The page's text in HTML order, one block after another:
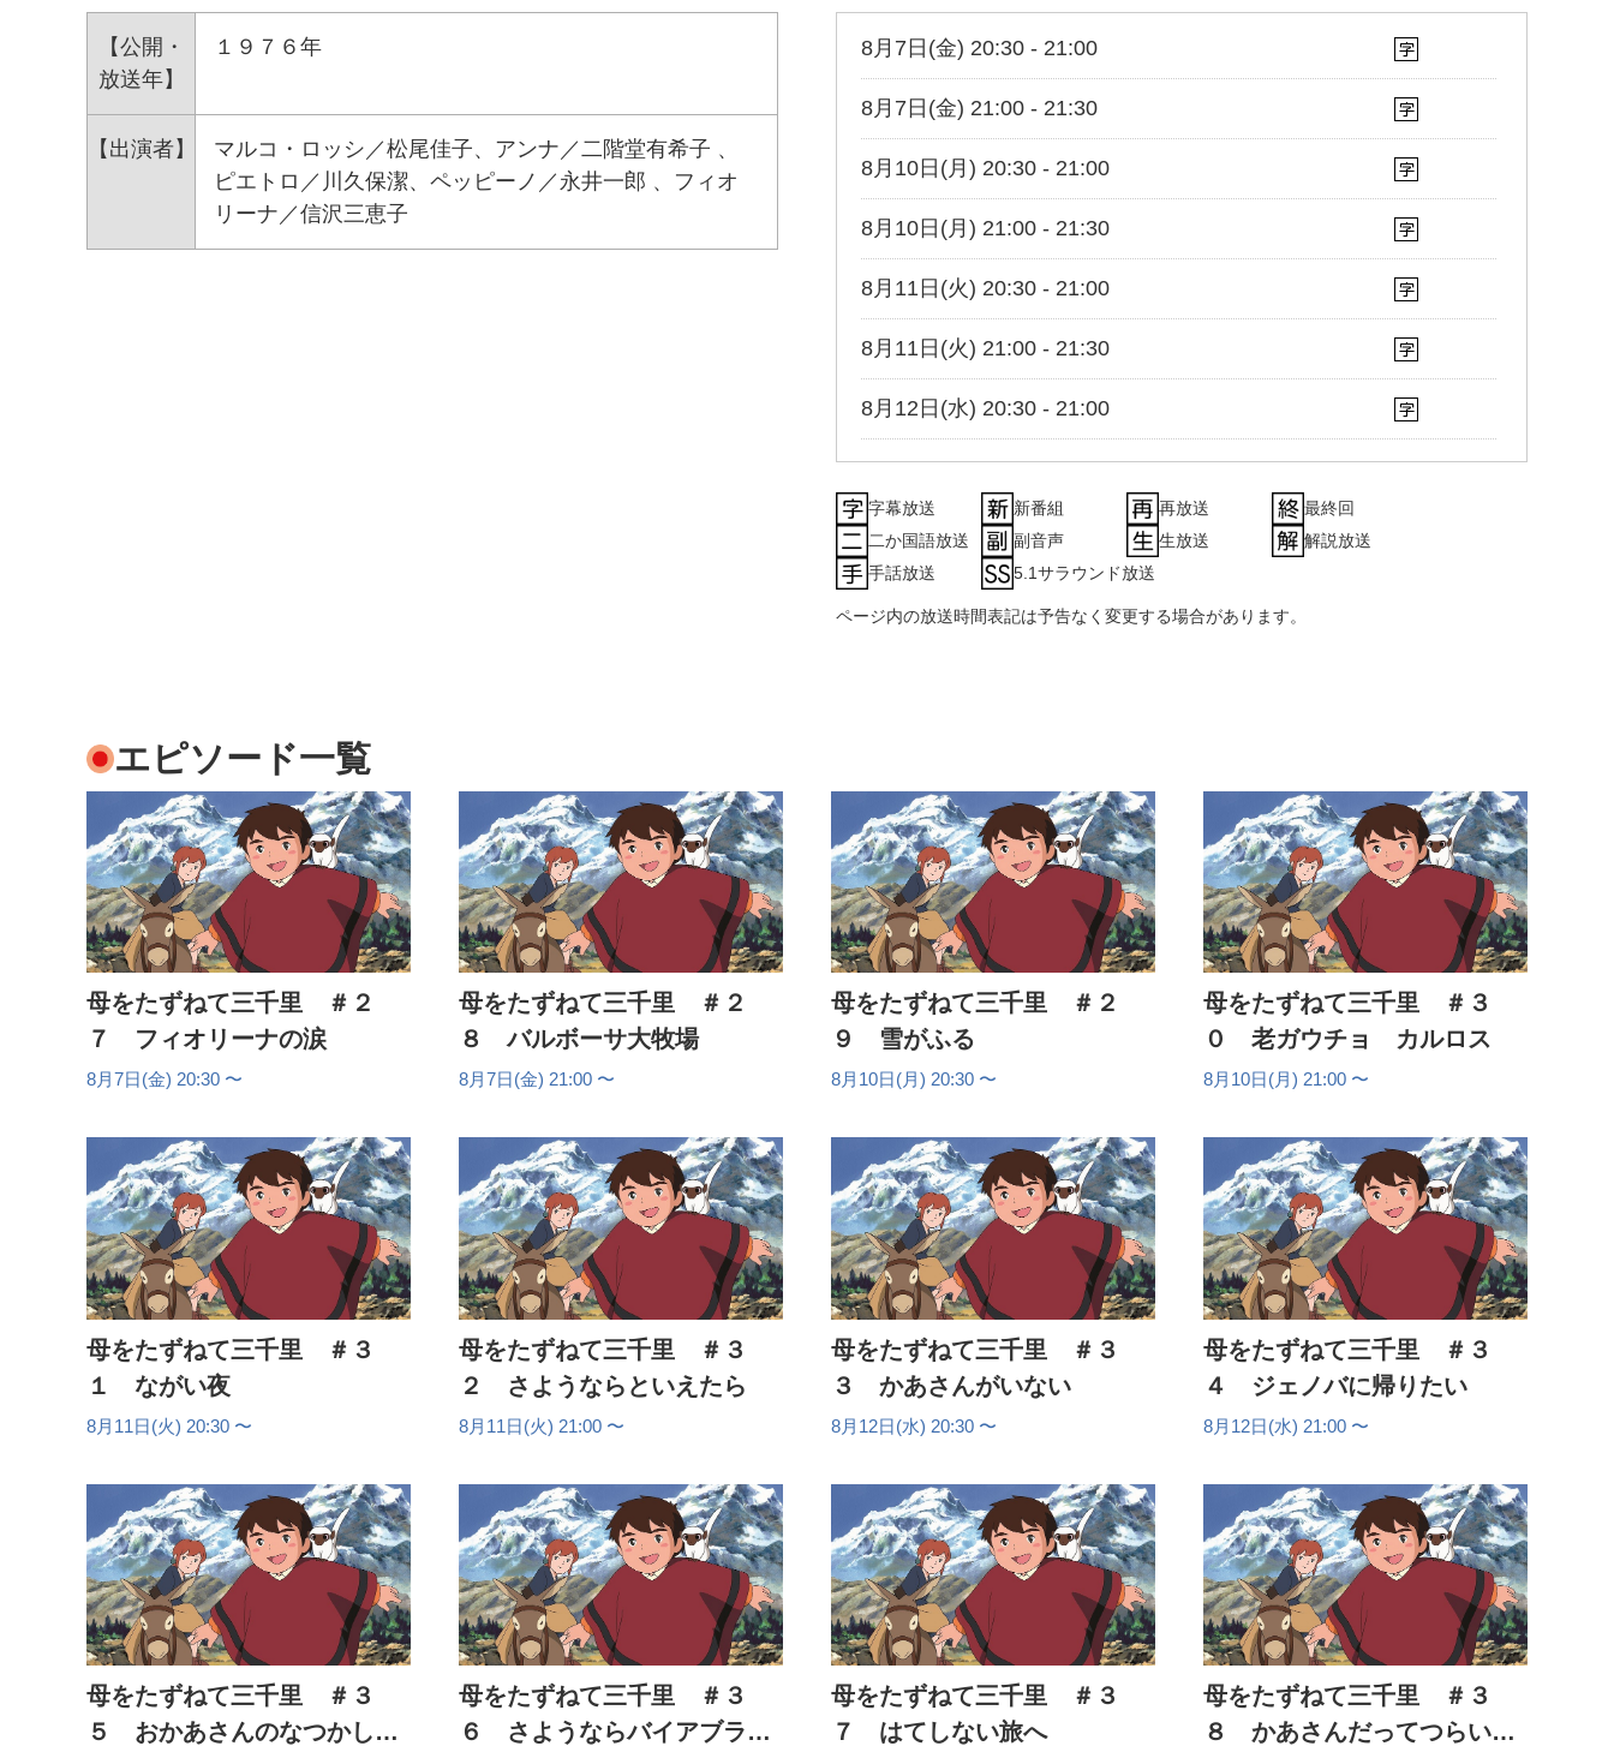
【公開・
放送年】
１９７６年
【出演者】
マルコ・ロッシ／松尾佳子、アンナ／二階堂有希子 、
ピエトロ／川久保潔、ペッピーノ／永井一郎 、フィオ
リーナ／信沢三恵子
8月7日(金) 20:30 - 21:00
8月7日(金) 21:00 - 21:30
8月10日(月) 20:30 - 21:00
8月10日(月) 21:00 - 21:30
8月11日(火) 20:30 - 21:00
8月11日(火) 21:00 - 21:30
8月12日(水) 20:30 - 21:00
8月12日(水) 21:00 - 21:30
8月13日(木) 20:30 - 21:00
8月13日(木) 21:00 - 21:30
8月17日(月) 21:00 - 21:30
8月18日(火) 20:30 - 21:00
8月18日(火) 21:00 - 21:30
8月19日(水) 20:30 - 21:00
8月19日(水) 21:00 - 21:30
8月20日(木) 21:00 - 21:30
8月21日(金) 20:30 - 21:00
8月21日(金) 21:00 - 21:30
字幕放送 新番組 再放送
最終回
二か国語放送
副音声 生放送
解説放送
手話放送
5.1サラウンド放送
ページ内の放送時間表記は予告なく変更する場合があります。
エピソード一覧
母をたずねて三千里 ＃２
７ フィオリーナの涙
8月7日(金) 20:30 〜
母をたずねて三千里 ＃２
８ バルボーサ大牧場
8月7日(金) 21:00 〜
母をたずねて三千里 ＃２
９ 雪がふる
8月10日(月) 20:30 〜
母をたずねて三千里 ＃３
０ 老ガウチョ カルロス
8月10日(月) 21:00 〜
母をたずねて三千里 ＃３
１ ながい夜
8月11日(火) 20:30 〜
母をたずねて三千里 ＃３
２ さようならといえたら
8月11日(火) 21:00 〜
母をたずねて三千里 ＃３
３ かあさんがいない
8月12日(水) 20:30 〜
母をたずねて三千里 ＃３
４ ジェノバに帰りたい
8月12日(水) 21:00 〜
母をたずねて三千里 ＃３
５ おかあさんのなつかしい
母をたずねて三千里 ＃３
６ さようならバイアブラン
母をたずねて三千里 ＃３
７ はてしない旅へ
母をたずねて三千里 ＃３
８ かあさんだってつらいの